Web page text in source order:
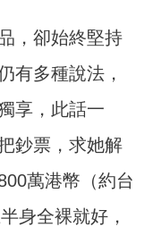
，卻始終堅持
有多種說法，
享，此話一
鈔票，求她解
萬港幣（約台
身全裸就好，